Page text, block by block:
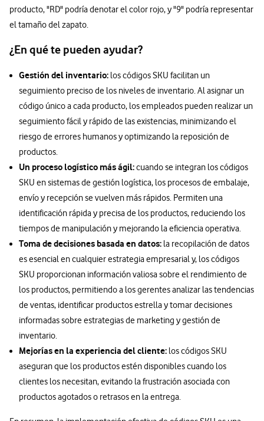
producto, "RD" podría denotar el color rojo, y "9" podría representar
el tamaño del zapato.
¿En qué te pueden ayudar?
Gestión del inventario: los códigos SKU facilitan un
seguimiento preciso de los niveles de inventario. Al asignar un
código único a cada producto, los empleados pueden realizar un
seguimiento fácil y rápido de las existencias, minimizando el
riesgo de errores humanos y optimizando la reposición de
productos.
Un proceso logístico más ágil:cuando se integran los códigos
SKU en sistemas de gestión logística, los procesos de embalaje,
envío y recepción se vuelven más rápidos. Permiten una
identificación rápida y precisa de los productos, reduciendo los
tiempos de manipulación y mejorando la eficiencia operativa.
Toma de decisiones basada en datos: la recopilación de datos
es esencial en cualquier estrategia empresarial y, los códigos
SKU proporcionan información valiosa sobre el rendimiento de
los productos, permitiendo a los gerentes analizar las tendencias
de ventas, identificar productos estrella y tomar decisiones
informadas sobre estrategias de marketing y gestión de
inventario.
Mejorías en la experiencia del cliente: los códigos SKU
aseguran que los productos estén disponibles cuando los
clientes los necesitan, evitando la frustración asociada con
productos agotados o retrasos en la entrega.